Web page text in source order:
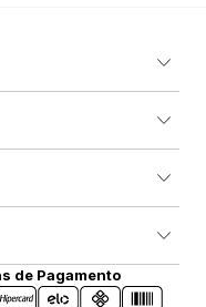
de Pagamento